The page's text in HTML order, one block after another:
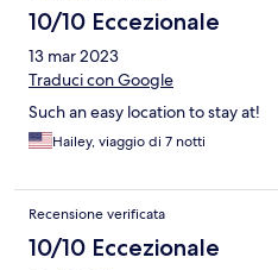
10/10 Eccezionale
13 mar 2023
Traduci con Google
Such an easy location to stay at!
Hailey, viaggio di 7 notti
Recensione verificata
10/10 Eccezionale